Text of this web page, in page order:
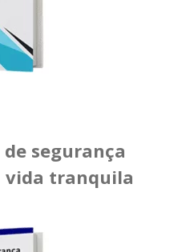
de segurança
vida tranquila